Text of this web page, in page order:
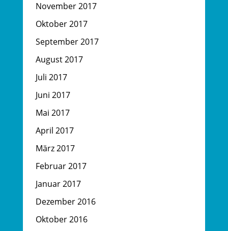
November 2017
Oktober 2017
September 2017
August 2017
Juli 2017
Juni 2017
Mai 2017
April 2017
März 2017
Februar 2017
Januar 2017
Dezember 2016
Oktober 2016